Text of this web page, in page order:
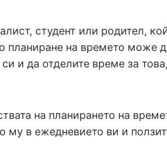
студент или родител,
планиране на времето може
и да отделите време за
на планирането на
му в ежедневието ви и